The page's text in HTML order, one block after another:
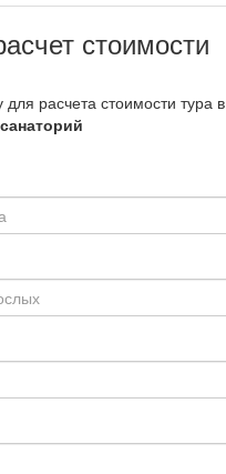
стоимости
для расчета стоимости тура в